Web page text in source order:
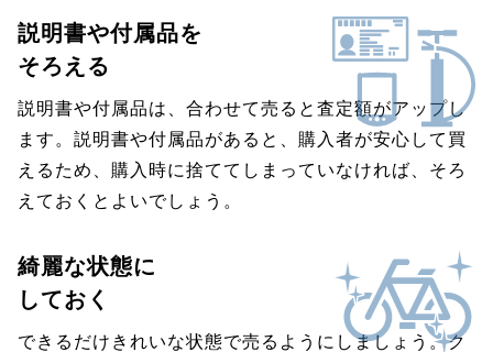
説明書や付属品を
そろえる
説明書や付属品は、合わせて売ると査定額がアップし
ます。説明書や付属品があると、購入者が安心して買
えるため、購入時に捨ててしまっていなければ、そろ
えておくとよいでしょう。
綺麗な状態に
しておく
できるだけきれいな状態で売るようにしましょう。ク